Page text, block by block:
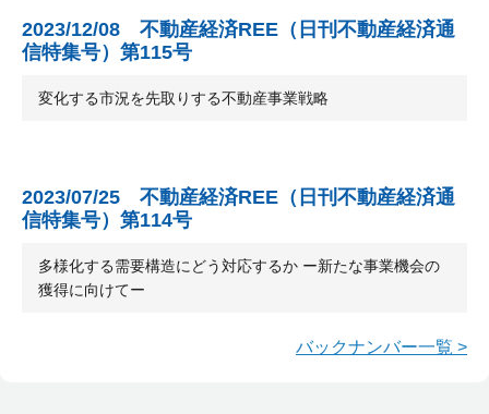
2023/12/08 不動産経済REE（日刊不動産経済通
信特集号）第115号
変化する市況を先取りする不動産事業戦略
2023/07/25 不動産経済REE（日刊不動産経済通
信特集号）第114号
多様化する需要構造にどう対応するか ー新たな事業機会の
獲得に向けてー
バックナンバー一覧 >